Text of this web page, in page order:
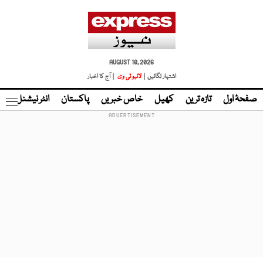
AUGUST 10, 2026
اشتہار لگائیں |
لائیو ٹی وی | آج کا اخبار
صفحۂ اول تازہ ترین کھیل خاص خبریں پاکستان انٹر نیشنل